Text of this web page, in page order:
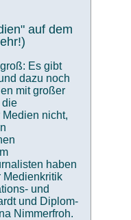
auf dem
Es gibt
dazu noch
mit großer
die
nicht,
haben
Medienkritik
und
und Diplom-
Nimmerfroh.